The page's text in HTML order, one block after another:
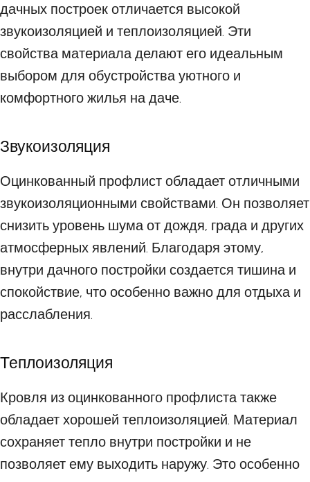
дачных построек отличается высокой
звукоизоляцией и теплоизоляцией. Эти
свойства материала делают его идеальным
выбором для обустройства уютного и
комфортного жилья на даче.
Звукоизоляция
Оцинкованный профлист обладает отличными
звукоизоляционными свойствами. Он позволяет
снизить уровень шума от дождя, града и других
атмосферных явлений. Благодаря этому,
внутри дачного постройки создается тишина и
спокойствие, что особенно важно для отдыха и
расслабления.
Теплоизоляция
Кровля из оцинкованного профлиста также
обладает хорошей теплоизоляцией. Материал
сохраняет тепло внутри постройки и не
позволяет ему выходить наружу. Это особенно